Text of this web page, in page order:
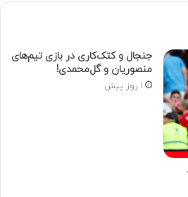
جنجال و کتک‌کاری در بازی تیم‌های
منصوریان و گل‌محمدی!
1 روز پیش